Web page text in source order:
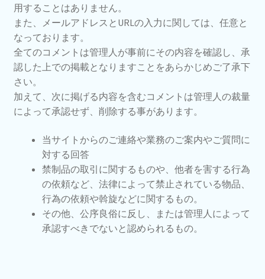
用することはありません。
また、メールアドレスとURLの入力に関しては、任意と
なっております。
全てのコメントは管理人が事前にその内容を確認し、承
認した上での掲載となりますことをあらかじめご了承下
さい。
加えて、次に掲げる内容を含むコメントは管理人の裁量
によって承認せず、削除する事があります。
当サイトからのご連絡や業務のご案内やご質問に
対する回答
禁制品の取引に関するものや、他者を害する行為
の依頼など、法律によって禁止されている物品、
行為の依頼や斡旋などに関するもの。
その他、公序良俗に反し、または管理人によって
承認すべきでないと認められるもの。